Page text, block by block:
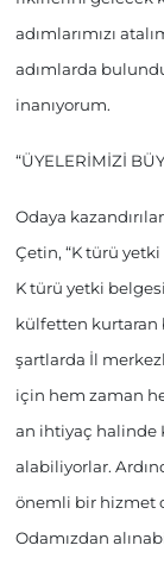
adımlarımızı
adımlarda
inanıyorum.
“ÜYELERİMİZİ
Odaya
Çetin, “K türü yetki
K türü yetki
külfetten kurtaran
şartlarda İl
için hem zaman
an ihtiyaç halinde
alabiliyorlar.
önemli bir hizmet
Odamızdan